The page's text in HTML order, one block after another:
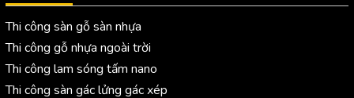
Thi công sàn gỗ sàn nhựa
Thi công gỗ nhựa ngoài trời
Thi công lam sóng tấm nano
Thi công sàn gác lửng gác xép